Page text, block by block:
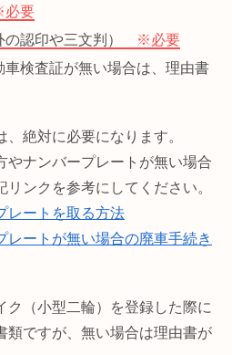
要
の認印や三文判）
※必要
車検査証が無い場合は、理由書
、絶対に必要になります。
やナンバープレートが無い場合
ンクを参考にしてください。
レートを取る方法
レートが無い場合の廃車手続き
ク（小型二輪）を登録した際に
類ですが、無い場合は理由書が